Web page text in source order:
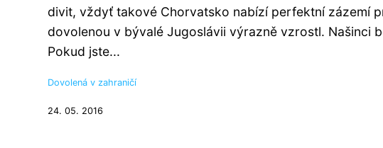
divit, vždyť takové Chorvatsko nabízí perfektní zázemí
dovolenou v bývalé Jugoslávii výrazně vzrostl. Našinci
Pokud jste...
Dovolená v zahraničí
24. 05. 2016